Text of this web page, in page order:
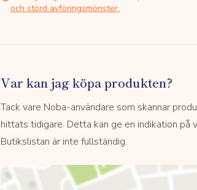
och störd avföringsmönster.
Var kan jag köpa produkten?
Tack vare Noba-användare som skannar
hittats tidigare. Detta kan ge en indikation på
Butikslistan är inte fullständig.